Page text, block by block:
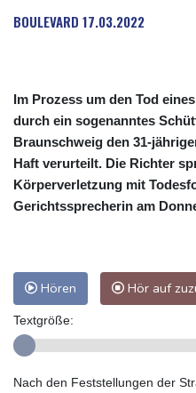
Investoren-Affäre: Fifa-
BOULEVARD 17.03.2022
Im Prozess um den Tod
durch ein sogenanntes
Braunschweig den 31-
Haft verurteilt. Die Richter
Körperverletzung mit
Gerichtssprecherin am
Hören Hör auf
Textgröße:
Nach den Feststellungen der